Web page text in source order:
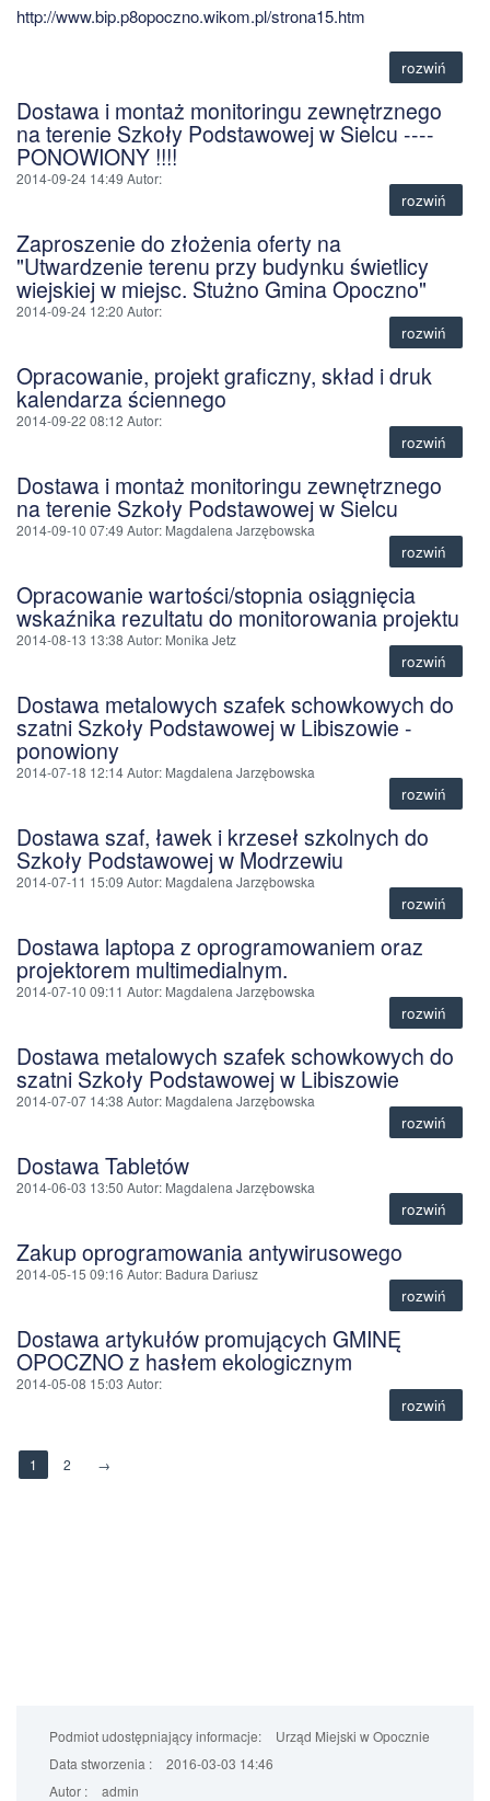
http://www.bip.p8opoczno.wikom.pl/strona15.htm
rozwiń
Dostawa i montaż monitoringu zewnętrznego
na terenie Szkoły Podstawowej w Sielcu ----
PONOWIONY !!!!
2014-09-24 14:49 Autor:
rozwiń
Zaproszenie do złożenia oferty na
"Utwardzenie terenu przy budynku świetlicy
wiejskiej w miejsc. Stużno Gmina Opoczno"
2014-09-24 12:20 Autor:
rozwiń
Opracowanie, projekt graficzny, skład i druk
kalendarza ściennego
2014-09-22 08:12 Autor:
rozwiń
Dostawa i montaż monitoringu zewnętrznego
na terenie Szkoły Podstawowej w Sielcu
2014-09-10 07:49 Autor: Magdalena Jarzębowska
rozwiń
Opracowanie wartości/stopnia osiągnięcia
wskaźnika rezultatu do monitorowania projektu
2014-08-13 13:38 Autor: Monika Jetz
rozwiń
Dostawa metalowych szafek schowkowych do
szatni Szkoły Podstawowej w Libiszowie -
ponowiony
2014-07-18 12:14Autor: Magdalena Jarzębowska
rozwiń
Dostawa szaf, ławek i krzeseł szkolnych do
Szkoły Podstawowej w Modrzewiu
2014-07-11 15:09 Autor: Magdalena Jarzębowska
rozwiń
Dostawa laptopa z oprogramowaniem oraz
projektorem multimedialnym.
2014-07-10 09:11 Autor: Magdalena Jarzębowska
rozwiń
Dostawa metalowych szafek schowkowych do
szatni Szkoły Podstawowej w Libiszowie
2014-07-07 14:38 Autor: Magdalena Jarzębowska
rozwiń
Dostawa Tabletów
2014-06-03 13:50 Autor: Magdalena Jarzębowska
rozwiń
Zakup oprogramowania antywirusowego
2014-05-15 09:16 Autor: Badura Dariusz
rozwiń
Dostawa artykułów promujących GMINĘ
OPOCZNO z hasłem ekologicznym
2014-05-08 15:03 Autor:
rozwiń
1 2 →
Podmiot udostępniający informacje:
Urząd Miejski w Opocznie
Data stworzenia :
2016-03-03 14:46
Autor :
admin